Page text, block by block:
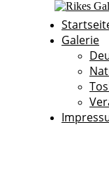
Galerie